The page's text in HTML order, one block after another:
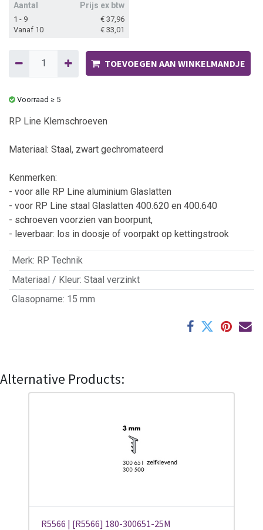
Aantal Prijs ex btw
1 - 9 € 37,96
Vanaf 10
€ 33,01
TOEVOEGEN AAN WINKELMANDJE
Voorraad ≥ 5
RP Line Klemschroeven
Materiaal: Staal, zwart gechromateerd
Kenmerken:
- voor alle RP Line aluminium Glaslatten
- voor RP Line staal Glaslatten 400.620 en 400.640
- schroeven voorzien van boorpunt,
- leverbaar: los in doosje of voorpakt op kettingstrook
Merk: RP Technik
Materiaal / Kleur: Staal verzinkt
Glasopname: 15 mm
Alternative Products:
R5566 | [R5566] 180-300651-25M